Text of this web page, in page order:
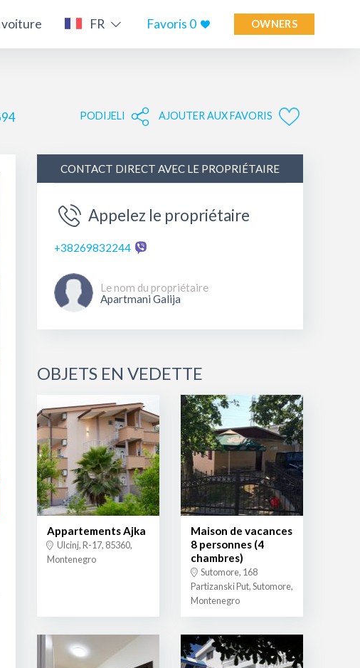
voiture FR Favoris 0 OWNERS
PODIJELI AJOUTER AUX FAVORIS
CONTACT DIRECT AVEC LE PROPRIÉTAIRE
Appelez le propriétaire
+38269832244
Le nom du propriétaire
Apartmani Galija
OBJETS EN VEDETTE
Appartements Ajka
Ulcinj, R-17, 85360,
Montenegro
Maison de vacances
8 personnes (4
chambres)
Sutomore, 168
Partizanski Put, Sutomore,
Montenegro